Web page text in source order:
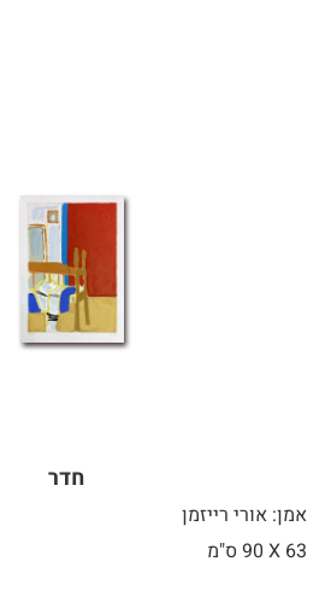
חדר
אמן: אורי רייזמן
63 X